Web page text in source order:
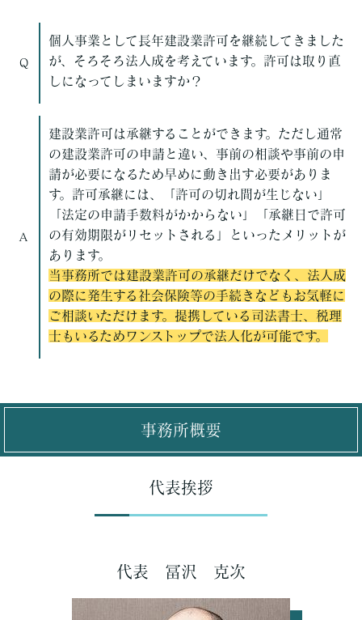
Q
個人事業として長年建設業許可を継続してきました
が、そろそろ法人成を考えています。許可は取り直
しになってしまいますか？
A
建設業許可は承継することができます。ただし通常
の建設業許可の申請と違い、事前の相談や事前の申
請が必要になるため早めに動き出す必要がありま
す。許可承継には、「許可の切れ間が生じない」
「法定の申請手数料がかからない」「承継日で許可
の有効期限がリセットされる」といったメリットが
あります。
当事務所では建設業許可の承継だけでなく、法人成
の際に発生する社会保険等の手続きなどもお気軽に
ご相談いただけます。提携している司法書士、税理
士もいるためワンストップで法人化が可能です。
事務所概要
代表挨拶
代表 冨沢 克次